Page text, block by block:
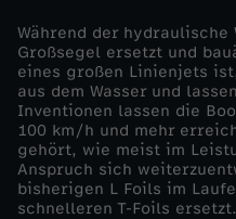
i
f
a
x
Während der hydraulische
Großsegel ersetzt und
eines großen Linienjets
aus dem Wasser und
Inventionen lassen die
100 km/h und mehr
gehört, wie meist im
Anspruch sich
bisherigen L Foils im
schnelleren T-Foils ersetzt.